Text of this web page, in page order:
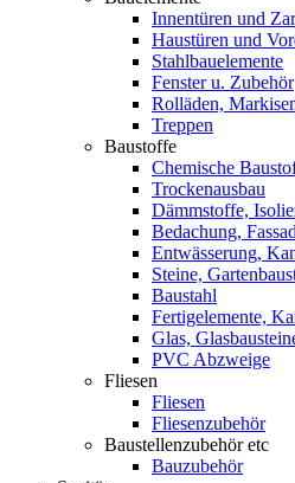
Innentüren und
Haustüren und
Stahlbauelemente
Fenster u. Zubehör
Rolläden,
Treppen
Baustoffe
Chemische
Trockenausbau
Dämmstoffe,
Bedachung,
Entwässerung,
Steine,
Baustahl
Fertigelemente,
Glas,
PVC Abzweige
Fliesen
Fliesen
Fliesenzubehör
Baustellenzubehör etc
Bauzubehör